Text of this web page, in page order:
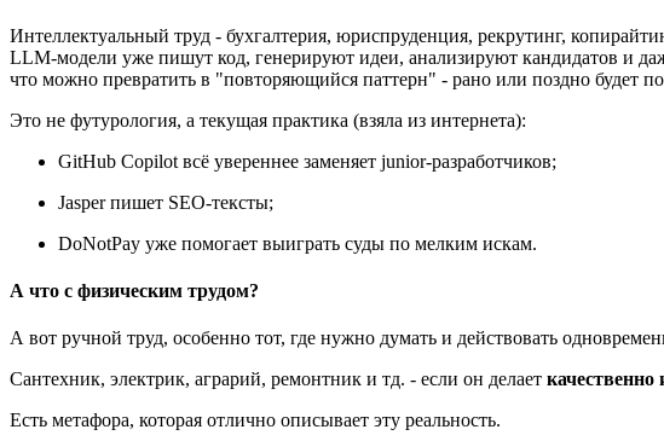
Интеллектуальный труд - бухгалтерия, юриспруденция, рекрутинг,
LLM-модели уже пишут код, генерируют идеи, анализируют кандидатов и
что можно превратить в "повторяющийся паттерн" - рано или поздно будет
Это не футурология, а текущая практика (взяла из интернета):
GitHub Copilot всё увереннее заменяет junior‑разработчиков;
Jasper пишет SEO‑тексты;
DoNotPay уже помогает выиграть суды по мелким искам.
А что с физическим трудом?
А вот ручной труд, особенно тот, где нужно думать и действовать
Сантехник, электрик, аграрий, ремонтник и тд. - если он делает качественно
Есть метафора, которая отлично описывает эту реальность.